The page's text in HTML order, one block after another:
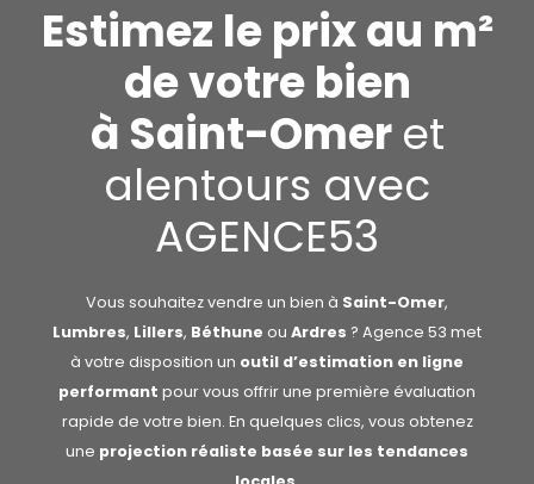
Estimez le prix au m²
de votre bien
à Saint-Omeret
alentours avec
AGENCE53
Vous souhaitez vendre un bien à Saint-Omer,
Lumbres, Lillers, Béthune ou Ardres ? Agence 53 met
à votre disposition un outil d’estimation en ligne
performant pour vous offrir une première évaluation
rapide de votre bien. En quelques clics, vous obtenez
une projection réaliste basée sur les tendances